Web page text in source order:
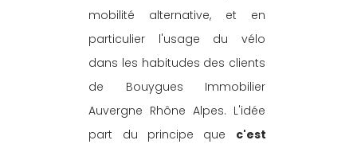
mobilité alternative, et en
particulier l'usage du vélo
dans les habitudes des clients
de Bouygues Immobilier
Auvergne Rhône Alpes. L'idée
part du principe que c'est